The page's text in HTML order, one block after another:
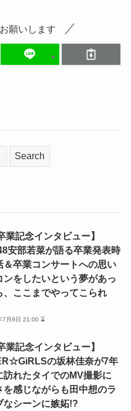
願いします
業記念インタビュー】
安部若菜が語る卒業発表時
＆卒業コンサートへの思い
ンをしたいという夢があっ
、ここまでやってこられ
7月9日 21:00 ⌛
業記念インタビュー】
の坂林佳奈が7年
訪れたタイでのMV撮影に
を感じながらも田中想のラ
なシーンに嫉妬!?